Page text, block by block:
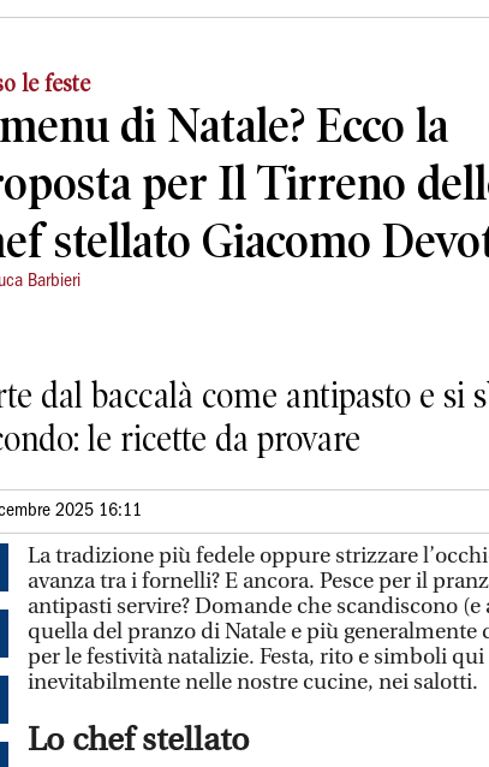
le feste
di Natale? Ecco la
per Il Tirreno
stellato Giacomo
Barbieri
dal baccalà come antipasto e
le ricette da provare
2025 16:11
La tradizione più fedele oppure strizzare
avanza tra i fornelli? E ancora. Pesce per il
antipasti servire? Domande che scandiscono (e
quella del pranzo di Natale e più
per le festività natalizie. Festa, rito e simboli
inevitabilmente nelle nostre cucine, nei salotti.
Lo chef stellato